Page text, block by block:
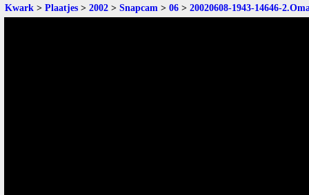
Kwark > Plaatjes > 2002 > Snapcam > 06 > 20020608-1943-14646-